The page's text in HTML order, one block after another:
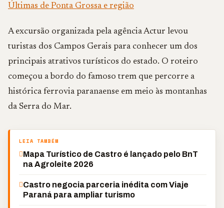
Últimas de Ponta Grossa e região
A excursão organizada pela agência Actur levou
turistas dos Campos Gerais para conhecer um dos
principais atrativos turísticos do estado. O roteiro
começou a bordo do famoso trem que percorre a
histórica ferrovia paranaense em meio às montanhas
da Serra do Mar.
LEIA TAMBÉM
Mapa Turístico de Castro é lançado pelo BnT
na Agroleite 2026
Castro negocia parceria inédita com Viaje
Paraná para ampliar turismo